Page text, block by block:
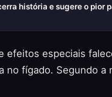
história e sugere o pior
efeitos especiais
no fígado. Segundo